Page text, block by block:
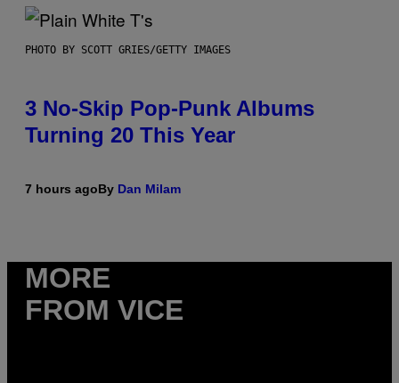
PHOTO BY SCOTT GRIES/GETTY IMAGES
3 No-Skip Pop-Punk Albums
Turning 20 This Year
7 hours agoBy Dan Milam
MORE
FROM VICE